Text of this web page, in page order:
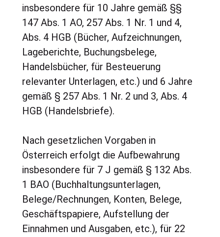
insbesondere für 10 Jahre gemäß §§
147 Abs. 1 AO, 257 Abs. 1 Nr. 1 und 4,
Abs. 4 HGB (Bücher, Aufzeichnungen,
Lageberichte, Buchungsbelege,
Handelsbücher, für Besteuerung
relevanter Unterlagen, etc.) und 6 Jahre
gemäß § 257 Abs. 1 Nr. 2 und 3, Abs. 4
HGB (Handelsbriefe).
Nach gesetzlichen Vorgaben in
Österreich erfolgt die Aufbewahrung
insbesondere für 7 J gemäß § 132 Abs.
1 BAO (Buchhaltungsunterlagen,
Belege/Rechnungen, Konten, Belege,
Geschäftspapiere, Aufstellung der
Einnahmen und Ausgaben, etc.), für 22